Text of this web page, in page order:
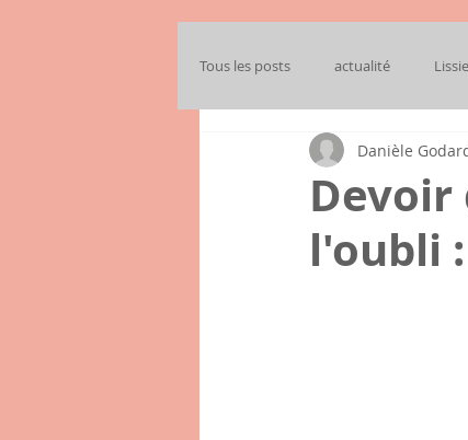
Tous les posts actualité
mon histoire familiale
l'oubli
Danièle